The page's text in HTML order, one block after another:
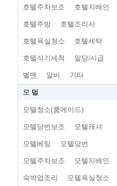
호텔주차보조 호텔지배인
호텔주방 호텔조리사
호텔욕실청소 호텔세탁
호텔식기세척 일당/시급
벨맨 알바 기타
모 텔
모텔청소(룸메이드)
모텔당번보조 모텔캐셔
모텔베팅 모텔당번
모텔주차보조 모텔지배인
숙박업조리 모텔욕실청소